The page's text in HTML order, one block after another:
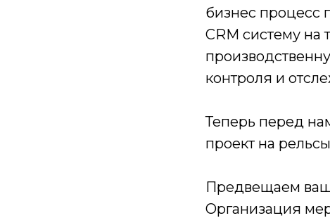
бизнес процесс
CRM систему на
контроля и
Теперь перед
проект на
Предвещаем ваш
Организация